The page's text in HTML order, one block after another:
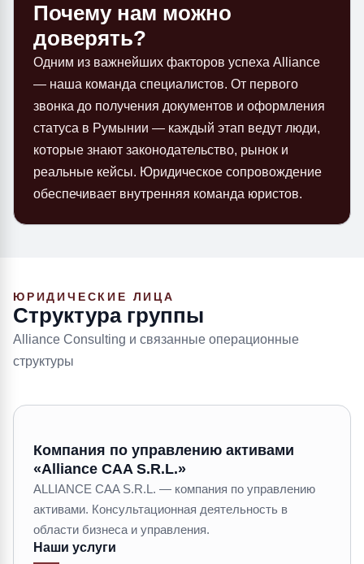
Почему нам можно
доверять?
Одним из важнейших факторов успеха Alliance
— наша команда специалистов. От первого
звонка до получения документов и оформления
статуса в Румынии — каждый этап ведут люди,
которые знают законодательство, рынок и
реальные кейсы. Юридическое сопровождение
обеспечивает внутренняя команда юристов.
ЮРИДИЧЕСКИЕ ЛИЦА
Структура группы
Alliance Consulting и связанные операционные
структуры
Компания по управлению активами
«Alliance CAA S.R.L.»
ALLIANCE CAA S.R.L. — компания по управлению
активами. Консультационная деятельность в
области бизнеса и управления.
Наши услуги